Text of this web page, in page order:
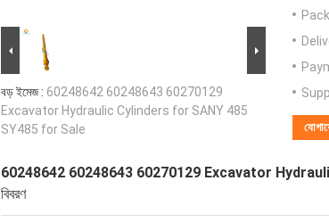
বড় ইমেজ : 60248642 60248643 60270129
Excavator Hydraulic Cylinders for SANY 485
SY485 for Sale
60248642 60248643 60270129 Excavator
বিবরণ